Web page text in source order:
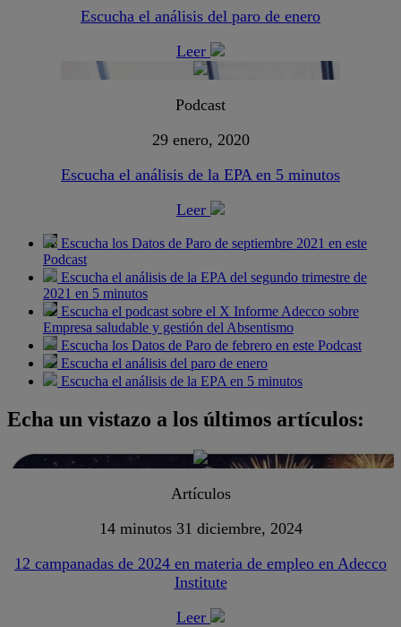
Escucha el análisis del paro de enero
Leer
Podcast
29 enero, 2020
Escucha el análisis de la EPA en 5 minutos
Leer
Escucha los Datos de Paro de septiembre 2021 en este
Podcast
Escucha el análisis de la EPA del segundo trimestre de
2021 en 5 minutos
Escucha el podcast sobre el X Informe Adecco sobre
Empresa saludable y gestión del Absentismo
Escucha los Datos de Paro de febrero en este Podcast
Escucha el análisis del paro de enero
Escucha el análisis de la EPA en 5 minutos
Echa un vistazo a los últimos artículos:
Artículos
14 minutos 31 diciembre, 2024
12 campanadas de 2024 en materia de empleo en Adecco
Institute
Leer